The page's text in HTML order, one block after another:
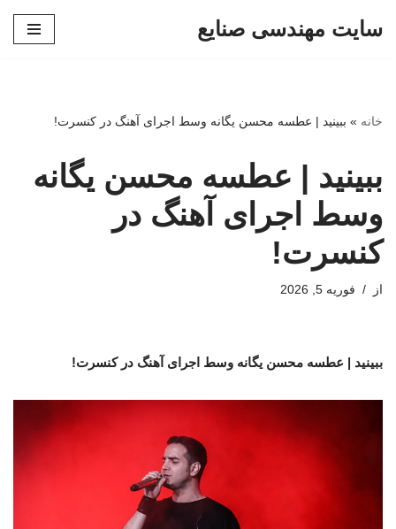
سایت مهندسی صنایع
خانه » ببینید | عطسه محسن یگانه وسط اجرای آهنگ در کنسرت!
ببینید | عطسه محسن یگانه
وسط اجرای آهنگ در
کنسرت!
از فوریه 5, 2026
ببینید | عطسه محسن یگانه وسط اجرای آهنگ در کنسرت!